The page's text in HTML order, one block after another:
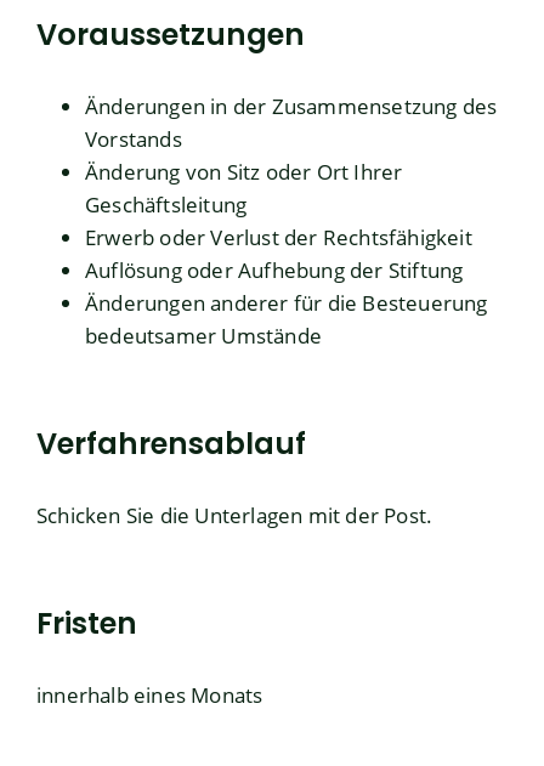
Voraussetzungen
Änderungen in der Zusammensetzung des
Vorstands
Änderung von Sitz oder Ort Ihrer
Geschäftsleitung
Erwerb oder Verlust der Rechtsfähigkeit
Auflösung oder Aufhebung der Stiftung
Änderungen anderer für die Besteuerung
bedeutsamer Umstände
Verfahrensablauf
Schicken Sie die Unterlagen mit der Post.
Fristen
innerhalb eines Monats